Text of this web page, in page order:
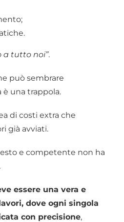
a tutto noi”.
può sembrare
è una trappola.
di costi extra che
già avviati.
e competente non ha
essere una vera e
dove ogni singola
con precisione,